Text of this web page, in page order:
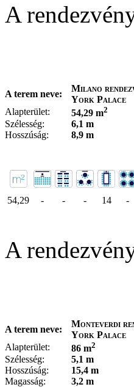
A
A terem neve:
Milano
York Palace
Alapterület:
54,29 m2
Szélesség:
6,1 m
Hosszúság:
8,9 m
54,29 - - - 14 -
A
A terem neve:
Monteverdi
York Palace
Alapterület:
86 m2
Szélesség:
5,1 m
Hosszúság:
15,4 m
Magasság:
3,2 m